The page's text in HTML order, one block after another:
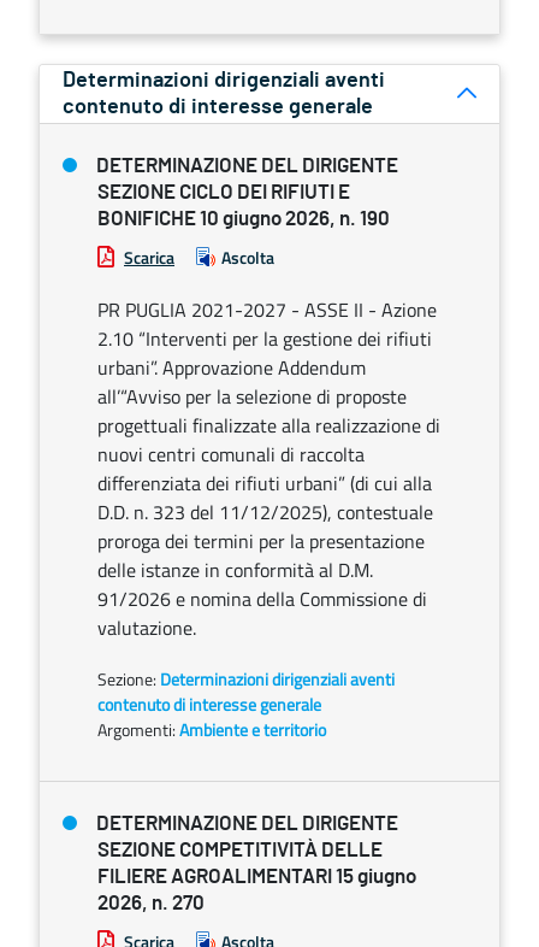
Determinazioni dirigenziali aventi
contenuto di interesse generale
DETERMINAZIONE DEL DIRIGENTE
SEZIONE CICLO DEI RIFIUTI E
BONIFICHE 10 giugno 2026, n. 190
Scarica Ascolta
PR PUGLIA 2021-2027 - ASSE II - Azione
2.10 “Interventi per la gestione dei rifiuti
urbani”. Approvazione Addendum
all’“Avviso per la selezione di proposte
progettuali finalizzate alla realizzazione di
nuovi centri comunali di raccolta
differenziata dei rifiuti urbani” (di cui alla
D.D. n. 323 del 11/12/2025), contestuale
proroga dei termini per la presentazione
delle istanze in conformità al D.M.
91/2026 e nomina della Commissione di
valutazione.
Sezione: Determinazioni dirigenziali aventi
contenuto di interesse generale
Argomenti:Ambiente e territorio
DETERMINAZIONE DEL DIRIGENTE
SEZIONE COMPETITIVITÀ DELLE
FILIERE AGROALIMENTARI 15 giugno
2026, n. 270
Scarica Ascolta